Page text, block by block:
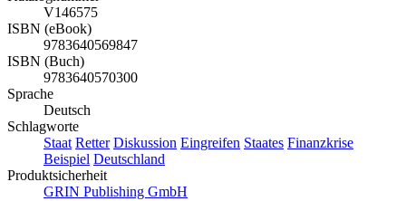
V146575
ISBN (eBook)
9783640569847
ISBN (Buch)
9783640570300
Sprache
Deutsch
Schlagworte
Staat Retter Diskussion Eingreifen Staates Finanzkrise
Beispiel Deutschland
Produktsicherheit
GRIN Publishing GmbH